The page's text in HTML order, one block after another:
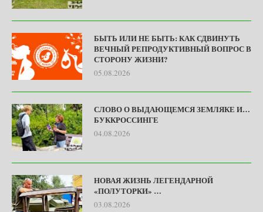
БЫТЬ ИЛИ НЕ БЫТЬ: КАК СДВИНУТЬ
ВЕЧНЫЙ РЕПРОДУКТИВНЫЙ ВОПРОС В
СТОРОНУ ЖИЗНИ?
05.08.2026
СЛОВО О ВЫДАЮЩЕМСЯ ЗЕМЛЯКЕ И…
БУККРОССИНГЕ
04.08.2026
НОВАЯ ЖИЗНЬ ЛЕГЕНДАРНОЙ
«ПОЛУТОРКИ» …
03.08.2026